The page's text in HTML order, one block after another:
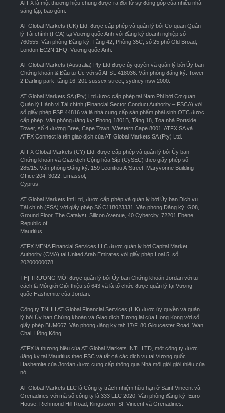
ATFX là một thương hiệu chung được ra đời từ sự đóng góp của nhiều nhà
sáng lập, bao gồm:
AT Global Markets (UK) Ltd, được cấp phép và quản lý bởi Cơ quan Quản
lý Tài chính (FCA) tại Vương quốc Anh với đăng ký doanh nghiệp số
760555. Văn phòng Đăng ký: Tầng 42, Phòng 35C, số 25 phố Old Broad,
London EC2N 1HQ, Vương quốc Anh.
AT Global Markets (Australia) Pty Ltd được ủy quyền và quản lý bởi Ủy ban
Chứng khoán & Đầu tư Úc với số AFSL 418036. Văn phòng đăng ký: Tower
2 Darling park, tầng 16, 201 sussex street, sydney nsw 2000.
AT Global Markets SA (Pty) Ltd được cấp phép tại Nam Phi bởi Cơ quan
Quản lý Hành vi Tài chính (Financial Sector Conduct Authority – FSCA) với
số giấy phép FSP 44816 và là nhà cung cấp sản phẩm phái sinh OTC được
cấp phép. Văn phòng đăng ký: Phòng 1801B, Tầng 18, Tòa nhà Portside
Tower, số 4 đường Bree, Cape Town, Western Cape 8001. ATFX SA và
ATFX Connect là tên giao dịch của AT Global Markets SA (Pty) Ltd.
ATFX Global Markets (CY) Ltd, được cấp phép và quản lý bởi Ủy ban
Chứng khoán và Giao dịch Cộng hòa Síp (CySEC) theo giấy phép số
285/15. Văn phòng Đăng ký: 159 Leontiou A ‘Street, Maryvonne Building
Office 204, 3022, Limassol,
Cyprus.
AT Global Markets Intl Ltd, được cấp phép và quản lý bởi Ủy ban Dịch vụ
Tài chính (FSA) với giấy phép Số C118023331. Văn phòng Đăng ký: G08,
Ground Floor, The Catalyst, Silicon Avenue, 40 Cybercity, 72201 Ebène,
Republic of
Mauritius.
ATFX MENA Financial Services LLC được quản lý bởi Capital Market
Authority (CMA) tại United Arab Emirates với giấy phép Loại 5, số
20200000078.
THỊ TRƯỜNG MỚI được quản lý bởi Ủy ban Chứng khoán Jordan với tư
cách là Môi giới Giới thiệu số 643 và là tổ chức được quản lý tại Vương
quốc Hashemite của Jordan.
Công ty TNHH AT Global Financial Services (HK) được ủy quyền và quản
lý bởi Ủy ban Chứng khoán và Giao dịch Tương lai của Hong Kong với số
giấy phép BUM667. Văn phòng đăng ký tại: 17/F, 80 Gloucester Road, Wan
Chai, Hồng Kông.
ATFX là thương hiệu của AT Global Markets INTL LTD, một công ty được
đăng ký tại Mauritius theo FSC và tất cả các dịch vụ tại Vương quốc
Hashemite của Jordan được cung cấp thông qua Nhà môi giới giới thiệu của
nó.
AT Global Markets LLC là Công ty trách nhiệm hữu hạn ở Saint Vincent và
Grenadines với mã số công ty là 333 LLC 2020. Văn phòng đăng ký: Euro
House, Richmond Hill Road, Kingstown, St. Vincent và Grenadines.